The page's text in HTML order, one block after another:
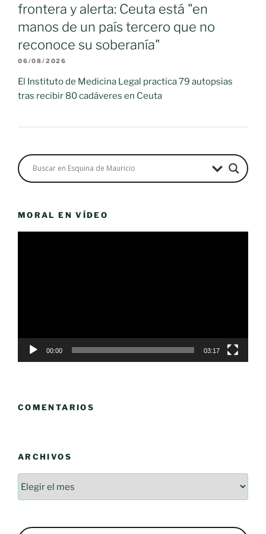
frontera y alerta: Ceuta está "en
manos de un país tercero que no
reconoce su soberanía"
06/08/2026
El Instituto de Medicina Legal practica 79 autopsias
tras recibir 80 cadáveres en Ceuta
MORAL EN VÍDEO
00:00 03:17
COMENTARIOS
ARCHIVOS